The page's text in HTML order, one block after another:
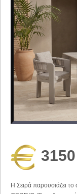
3150
Η Σειρά παρουσιάζει